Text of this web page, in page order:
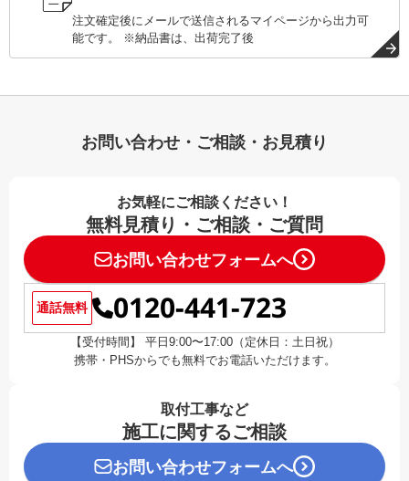
注文確定後にメールで送信されるマイページから出力可
能です。 ※納品書は、出荷完了後
お問い合わせ・ご相談・お見積り
お気軽にご相談ください！
無料見積り・ご相談・ご質問
お問い合わせフォームへ
通話無料 0120-441-723
【受付時間】 平日9:00〜17:00（定休日：土日祝）
携帯・PHSからでも無料でお電話いただけます。
取付工事など
施工に関するご相談
お問い合わせフォームへ